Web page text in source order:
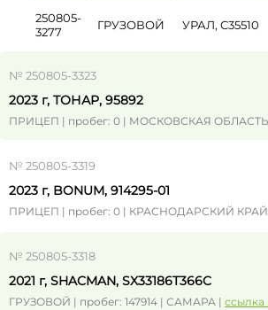
250805-
3277
ГРУЗОВОЙ УРАЛ, C35510
№ 250805-3323
2023 г, ТОНАР, 95892
ПРИЦЕП | пробег: 0 | МОСКОВСКАЯ
№ 250805-3319
2023 г, BONUM, 914295-01
ПРИЦЕП | пробег: 0 | КРАСНОДАРСКИЙ КРАЙ
№ 250805-3318
2021 г, SHACMAN, SX33186T366C
ГРУЗОВОЙ | пробег: 147914 | САМАРА | ссылка